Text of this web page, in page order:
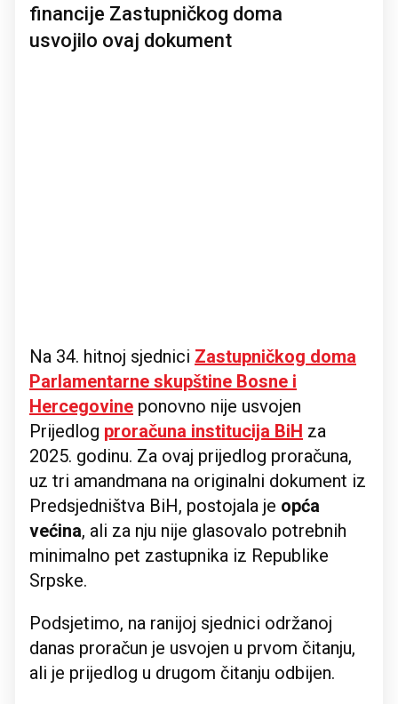
financije Zastupničkog doma
usvojilo ovaj dokument
Na 34. hitnoj sjednici Zastupničkog doma
Parlamentarne skupštine Bosne i
Hercegovine ponovno nije usvojen
Prijedlog proračuna institucija BiH za
2025. godinu. Za ovaj prijedlog proračuna,
uz tri amandmana na originalni dokument iz
Predsjedništva BiH, postojala je opća
većina, ali za nju nije glasovalo potrebnih
minimalno pet zastupnika iz Republike
Srpske.
Podsjetimo, na ranijoj sjednici održanoj
danas proračun je usvojen u prvom čitanju,
ali je prijedlog u drugom čitanju odbijen.